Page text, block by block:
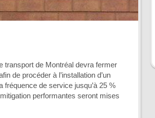
transport de Montréal devra fermer
de procéder à l’installation d’un
fréquence de service jusqu’à 25 %
performantes seront mises